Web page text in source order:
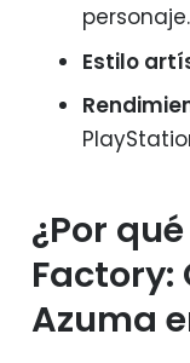
personaje.
Estilo
¿Por
Factory:
Azuma